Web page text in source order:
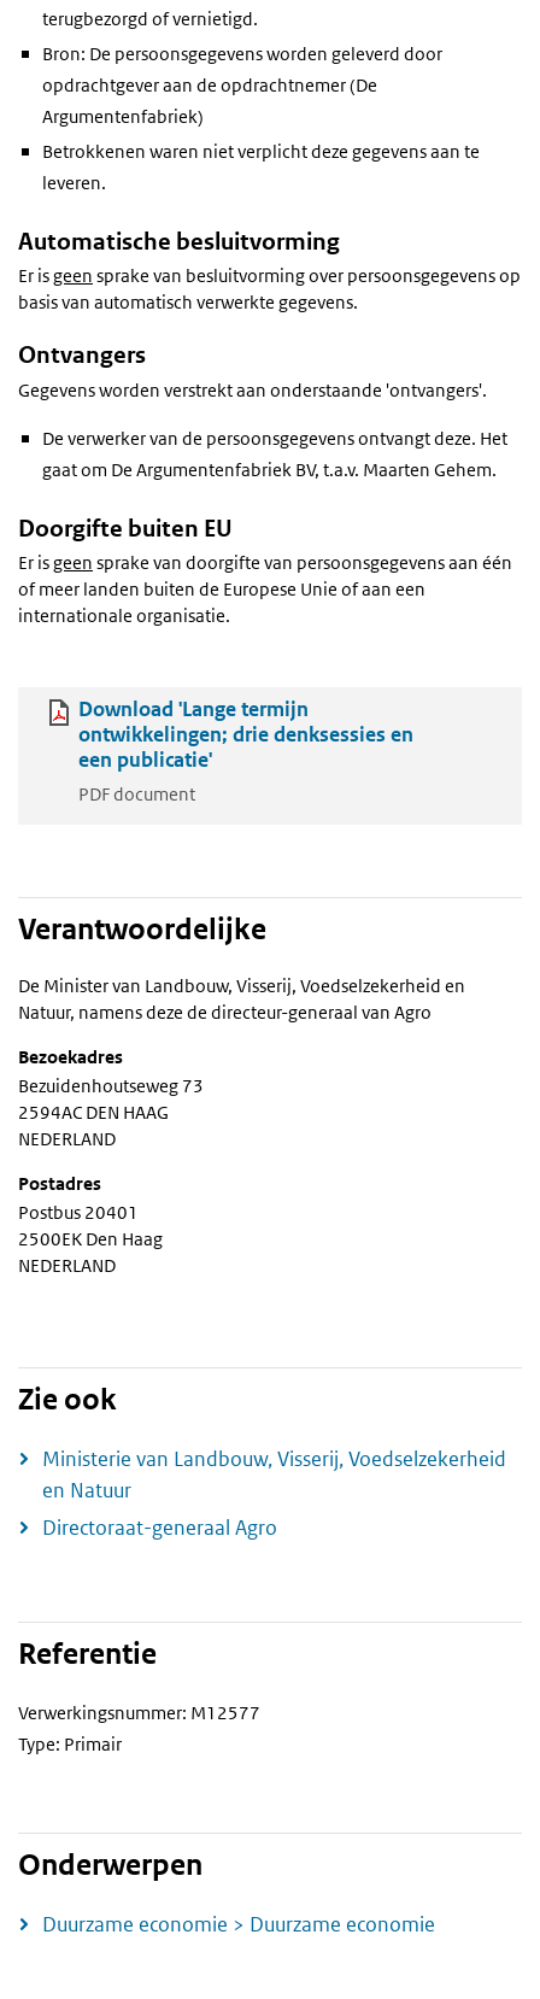
terugbezorgd of vernietigd.
Bron: De persoonsgegevens worden geleverd door
opdrachtgever aan de opdrachtnemer (De
Argumentenfabriek)
Betrokkenen waren niet verplicht deze gegevens aan te
leveren.
Automatische besluitvorming
Er isgeen sprake van besluitvorming over persoonsgegevens op
basis van automatisch verwerkte gegevens.
Ontvangers
Gegevens worden verstrekt aan onderstaande 'ontvangers'.
De verwerker van de persoonsgegevens ontvangt deze. Het
gaat om De Argumentenfabriek BV, t.a.v. Maarten Gehem.
Doorgifte buiten EU
Er isgeen sprake van doorgifte van persoonsgegevens aan één
of meer landen buiten de Europese Unie of aan een
internationale organisatie.
Download 'Lange termijn
ontwikkelingen; drie denksessies en
een publicatie'
PDF document
Verantwoordelijke
De Minister van Landbouw, Visserij, Voedselzekerheid en
Natuur, namens deze de directeur-generaal van Agro
Bezoekadres
Bezuidenhoutseweg 73
2594AC DEN HAAG
NEDERLAND
Postadres
Postbus 20401
2500EK Den Haag
NEDERLAND
Zie ook
Ministerie van Landbouw, Visserij, Voedselzekerheid
en Natuur
Directoraat-generaal Agro
Referentie
Verwerkingsnummer: M12577
Type: Primair
Onderwerpen
Duurzame economie > Duurzame economie